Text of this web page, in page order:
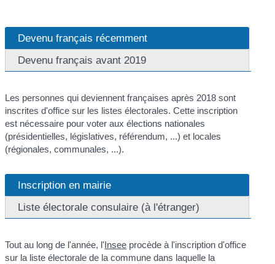
Devenu français récemment
Devenu français avant 2019
Les personnes qui deviennent françaises après 2018 sont
inscrites d'office sur les listes électorales. Cette inscription
est nécessaire pour voter aux élections nationales
(présidentielles, législatives, référendum, ...) et locales
(régionales, communales, ...).
Inscription en mairie
Liste électorale consulaire (à l'étranger)
Tout au long de l'année, l'Insee procède à l'inscription d'office
sur la liste électorale de la commune dans laquelle la